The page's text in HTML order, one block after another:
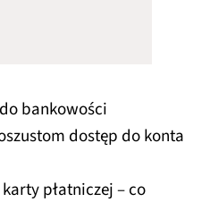
bankowości
dostęp do konta
płatniczej – co